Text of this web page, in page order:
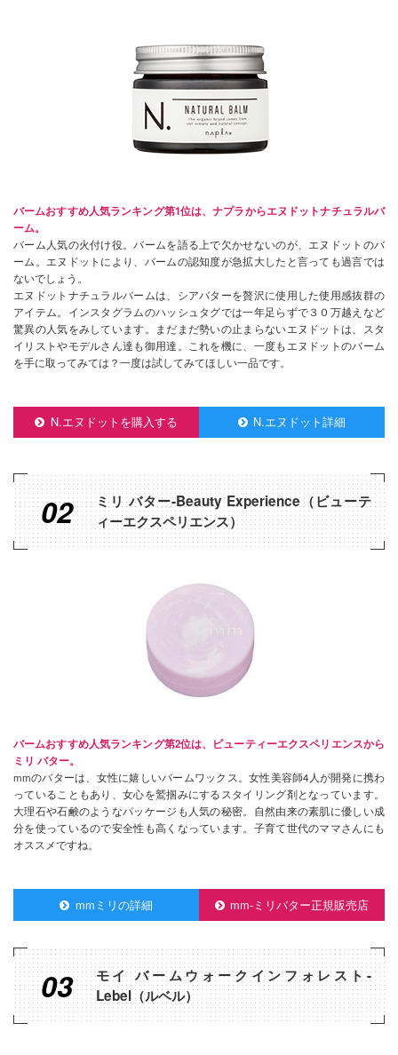
バームおすすめ人気ランキング第1位は、ナプラからエヌドットナチュラルバ
ーム。
バーム人気の火付け役。バームを語る上で欠かせないのが、エヌドットのバ
ーム。エヌドットにより、バームの認知度が急拡大したと言っても過言では
ないでしょう。
エヌドットナチュラルバームは、シアバターを贅沢に使用した使用感抜群の
アイテム。インスタグラムのハッシュタグでは一年足らずで３０万越えなど
驚異の人気をみしています。まだまだ勢いの止まらないエヌドットは、スタ
イリストやモデルさん達も御用達。これを機に、一度もエヌドットのバーム
を手に取ってみては？一度は試してみてほしい一品です。
N.エヌドットを購入する N.エヌドット詳細
02
ミリ バター-Beauty Experience（ビューテ
ィーエクスペリエンス）
バームおすすめ人気ランキング第2位は、ビューティーエクスペリエンスから
ミリ バター。
mmのバターは、女性に嬉しいバームワックス。女性美容師4人が開発に携わ
っていることもあり、女心を鷲掴みにするスタイリング剤となっています。
大理石や石鹸のようなパッケージも人気の秘密。自然由来の素肌に優しい成
分を使っているので安全性も高くなっています。子育て世代のママさんにも
オススメですね。
mmミリの詳細 mm-ミリバター正規販売店
03
モイ バームウォークインフォレスト-
Lebel（ルベル）